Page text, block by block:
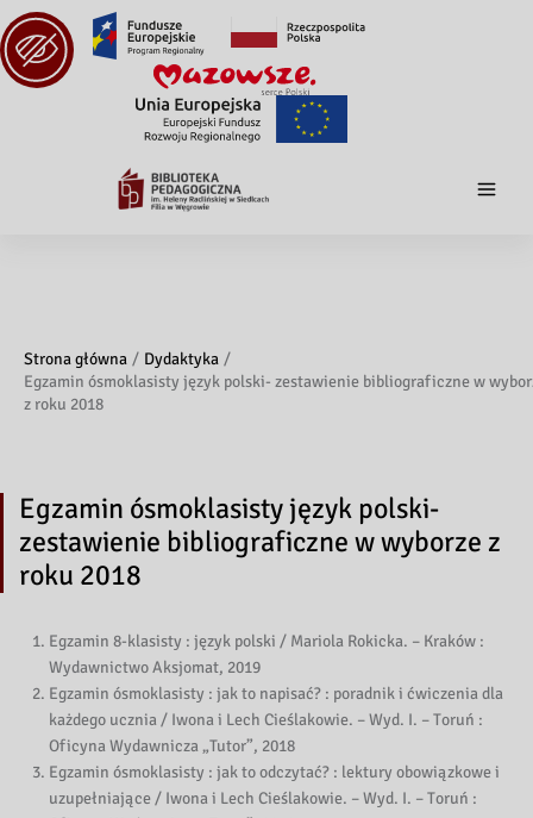
Strona główna
Dydaktyka
Egzamin ósmoklasisty język polski- zestawienie bibliograficzne w
z roku 2018
Egzamin ósmoklasisty język polski-
zestawienie bibliograficzne w wyborze z
roku 2018
Egzamin 8-klasisty : język polski / Mariola Rokicka. – Kraków :
Wydawnictwo Aksjomat, 2019
Egzamin ósmoklasisty : jak to napisać? : poradnik i ćwiczenia dla
każdego ucznia / Iwona i Lech Cieślakowie. – Wyd. I. – Toruń :
Oficyna Wydawnicza „Tutor”, 2018
Egzamin ósmoklasisty : jak to odczytać? : lektury obowiązkowe i
uzupełniające / Iwona i Lech Cieślakowie. – Wyd. I. – Toruń :